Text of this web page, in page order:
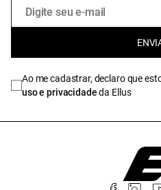
Ao me cadastrar, declaro que
uso e privacidadeda Ellus